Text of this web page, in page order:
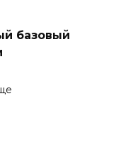
базовый